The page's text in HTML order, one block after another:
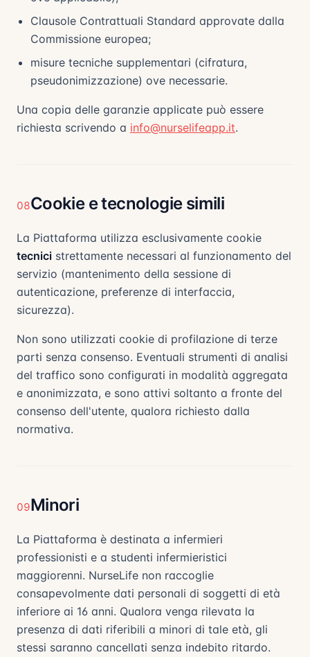
Clausole Contrattuali Standard approvate dalla
Commissione europea;
misure tecniche supplementari (cifratura,
pseudonimizzazione) ove necessarie.
Una copia delle garanzie applicate può essere
richiesta scrivendo a info@nurselifeapp.it.
08Cookie e tecnologie simili
La Piattaforma utilizza esclusivamente cookie
tecnici strettamente necessari al funzionamento del
servizio (mantenimento della sessione di
autenticazione, preferenze di interfaccia,
sicurezza).
Non sono utilizzati cookie di profilazione di terze
parti senza consenso. Eventuali strumenti di analisi
del traffico sono configurati in modalità aggregata
e anonimizzata, e sono attivi soltanto a fronte del
consenso dell'utente, qualora richiesto dalla
normativa.
09Minori
La Piattaforma è destinata a infermieri
professionisti e a studenti infermieristici
maggiorenni. NurseLife non raccoglie
consapevolmente dati personali di soggetti di età
inferiore ai 16 anni. Qualora venga rilevata la
presenza di dati riferibili a minori di tale età, gli
stessi saranno cancellati senza indebito ritardo.